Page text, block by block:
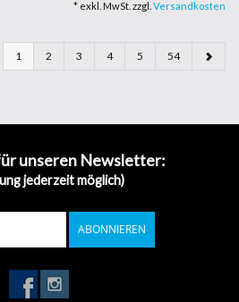
* exkl. MwSt. zzgl. Versandkosten
1 2 3 4 5 54
unseren Newsletter:
jederzeit möglich)
ABONNIEREN